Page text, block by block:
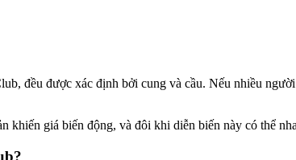
đều được xác định bởi cung và cầu. Nếu nhiều
giá biến động, và đôi khi diễn biến này có thể